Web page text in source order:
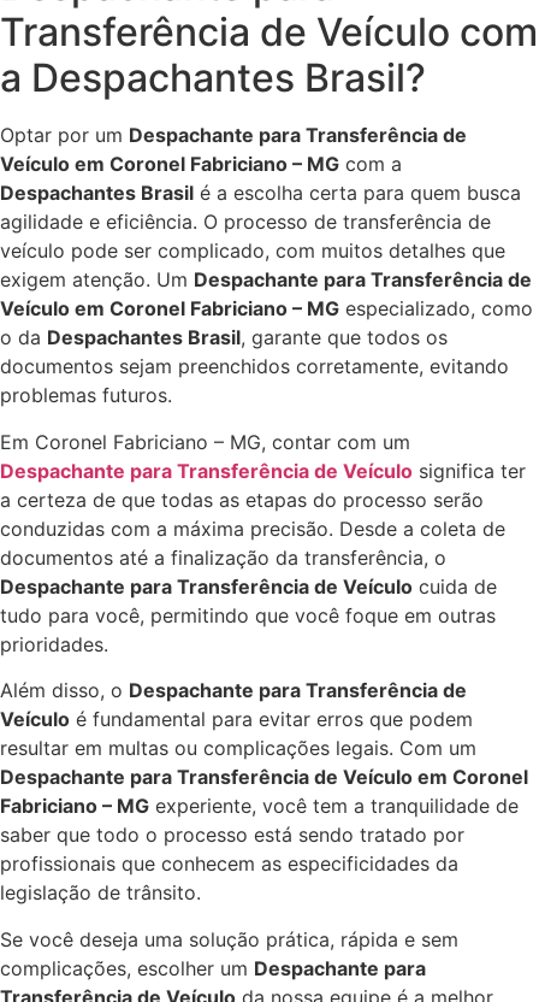
Transferência de Veículo com
a Despachantes Brasil?
Optar por um Despachante para Transferência de
Veículo em Coronel Fabriciano – MG com a
Despachantes Brasil é a escolha certa para quem busca
agilidade e eficiência. O processo de transferência de
veículo pode ser complicado, com muitos detalhes que
exigem atenção. Um Despachante para Transferência de
Veículo em Coronel Fabriciano – MG especializado, como
o da Despachantes Brasil, garante que todos os
documentos sejam preenchidos corretamente, evitando
problemas futuros.
Em Coronel Fabriciano – MG, contar com um
Despachante para Transferência de Veículo significa ter
a certeza de que todas as etapas do processo serão
conduzidas com a máxima precisão. Desde a coleta de
documentos até a finalização da transferência, o
Despachante para Transferência de Veículo cuida de
tudo para você, permitindo que você foque em outras
prioridades.
Além disso, o Despachante para Transferência de
Veículo é fundamental para evitar erros que podem
resultar em multas ou complicações legais. Com um
Despachante para Transferência de Veículo em Coronel
Fabriciano – MG experiente, você tem a tranquilidade de
saber que todo o processo está sendo tratado por
profissionais que conhecem as especificidades da
legislação de trânsito.
Se você deseja uma solução prática, rápida e sem
complicações, escolher um Despachante para
Transferência de Veículo da nossa equipe é a melhor